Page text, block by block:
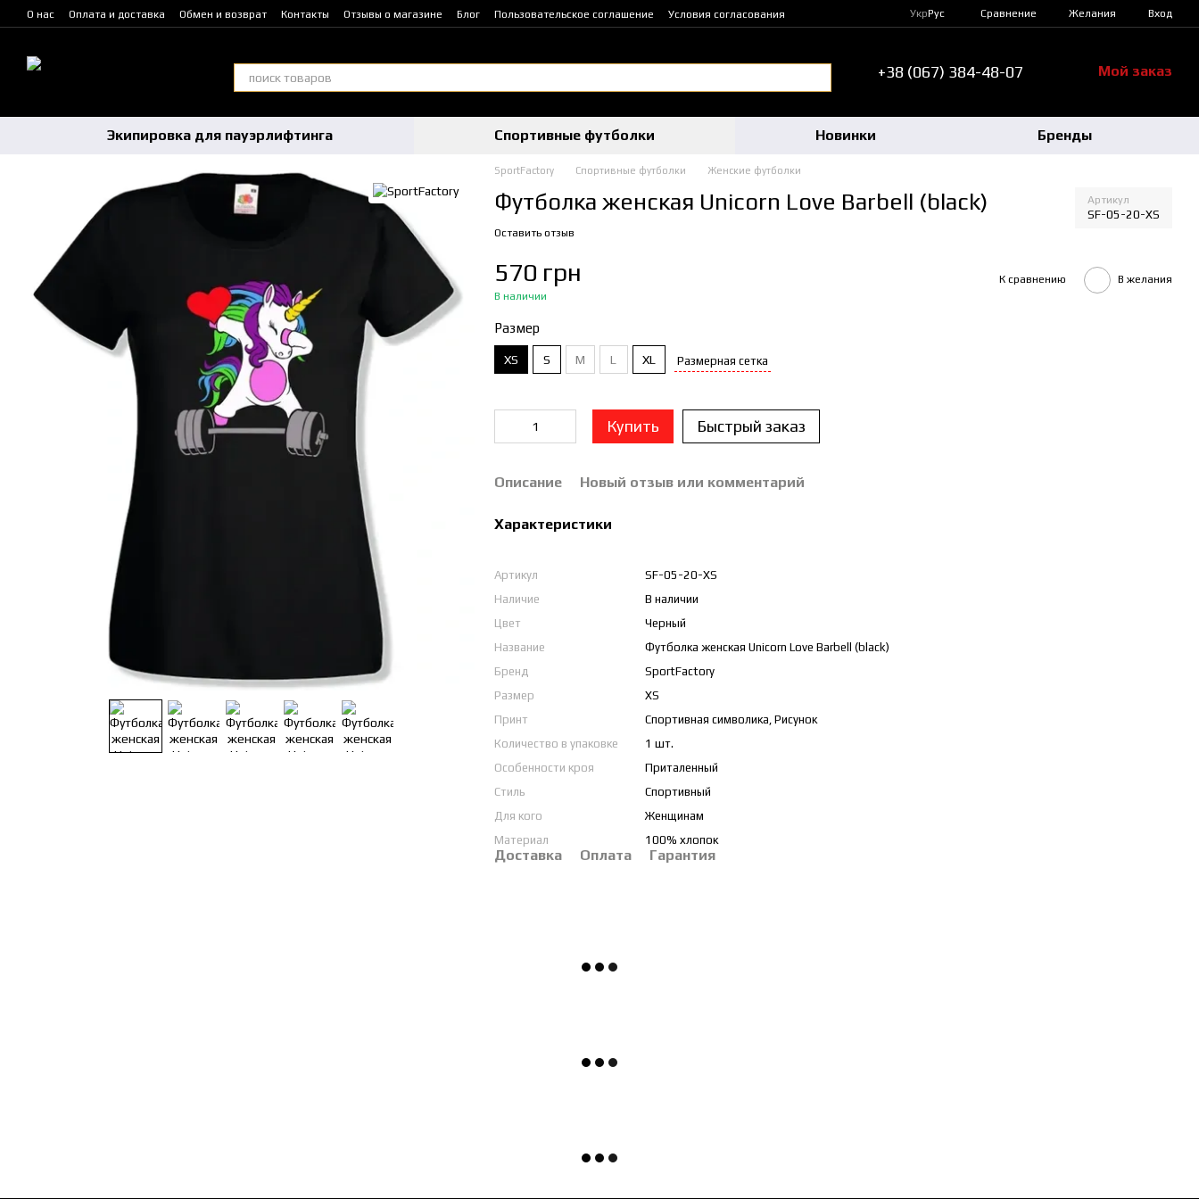
Перейти к основному контенту
О нас Оплата и доставка Обмен и возврат Контакты Отзывы о магазине Блог Пользовательское соглашение
Условия согласования
Гарантийные обязательства
УкрРус Сравнение Желания Вход
+38 (067) 384-48-07 Мой заказ
Экипировка для пауэрлифтинга Спортивные футболки Новинки Бренды
SportFactory Спортивные футболки Женские футболки
Футболка женская Unicorn Love Barbell (black) Артикул
SF-05-20-XS
Оставить отзыв
570 грн
В наличии
К сравнению В желания
Размер
XS S M L XL Размерная сетка
Купить Быстрый заказ
Описание Новый отзыв или комментарий
Характеристики
Артикул
SF-05-20-XS
Наличие
В наличии
Цвет
Черный
Название
Футболка женская Unicorn Love Barbell (black)
Бренд
SportFactory
Размер
XS
Принт
Спортивная символика, Рисунок
Количество в упаковке
1 шт.
Особенности кроя
Приталенный
Стиль
Спортивный
Для кого
Женщинам
Материал
100% хлопок
Доставка Оплата Гарантия